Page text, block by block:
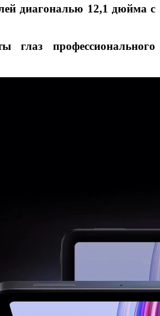
диагональю 12,1 дюйма с
глаз профессионального